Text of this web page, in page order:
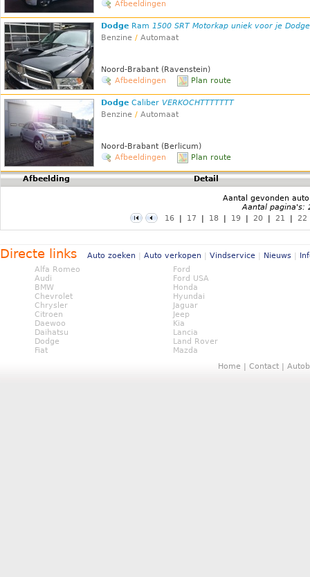
Afbeeldingen
Dodge Ram 1500 SRT Motorkap uniek voor je
Benzine / Automaat
Noord-Brabant (Ravenstein)
Afbeeldingen
Plan route
Dodge Caliber VERKOCHTTTTTTT
Benzine / Automaat
Noord-Brabant (Berlicum)
Afbeeldingen
Plan route
Afbeelding Detail
Aantal gevonden
Aantal pagina's:
16
| 17 | 18 | 19 | 20 | 21 | 22
Directe links Auto zoeken | Auto verkopen | Vindservice | Nieuws |
Alfa Romeo
Audi
BMW
Chevrolet
Chrysler
Citroen
Daewoo
Daihatsu
Dodge
Fiat
Ford
Ford USA
Honda
Hyundai
Jaguar
Jeep
Kia
Lancia
Land Rover
Mazda
Home | Contact |